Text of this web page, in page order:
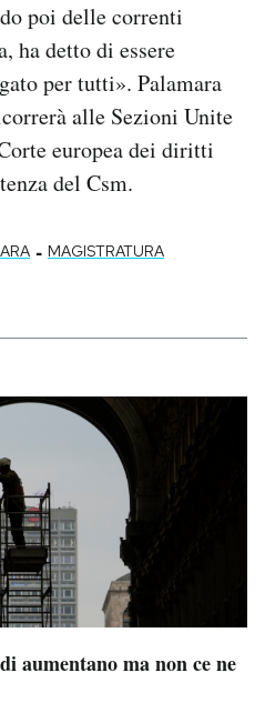
poi delle correnti
ha detto di essere
per tutti». Palamara
alle Sezioni Unite
europea dei diritti
del Csm.
- MAGISTRATURA
aumentano ma non ce ne